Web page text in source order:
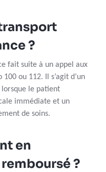
?
fait suite à un appel aux
ou 112. Il s’agit d’un
le patient
immédiate et un
de soins.
en
?